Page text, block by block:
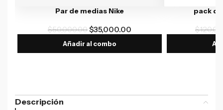
Par de medias Nike
$50,000.00$35,000.00
Añadir al combo
pack
$
Descripción